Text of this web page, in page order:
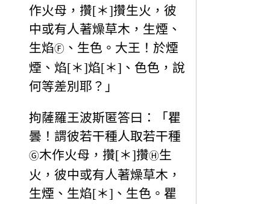
作火母，攢[＊]攢生火，彼
中或有人著燥草木，生煙、
生焰Ⓕ 、生色。大王！於煙
煙、焰[＊]焰[＊]、色色，說
何等差別耶？」
拘薩羅王波斯匿答曰：「瞿
曇！謂彼若干種人取若干種
Ⓖ木作火母，攢[＊]攢Ⓗ生
火，彼中或有人著燥草木，
生煙、生焰[＊]、生色。瞿